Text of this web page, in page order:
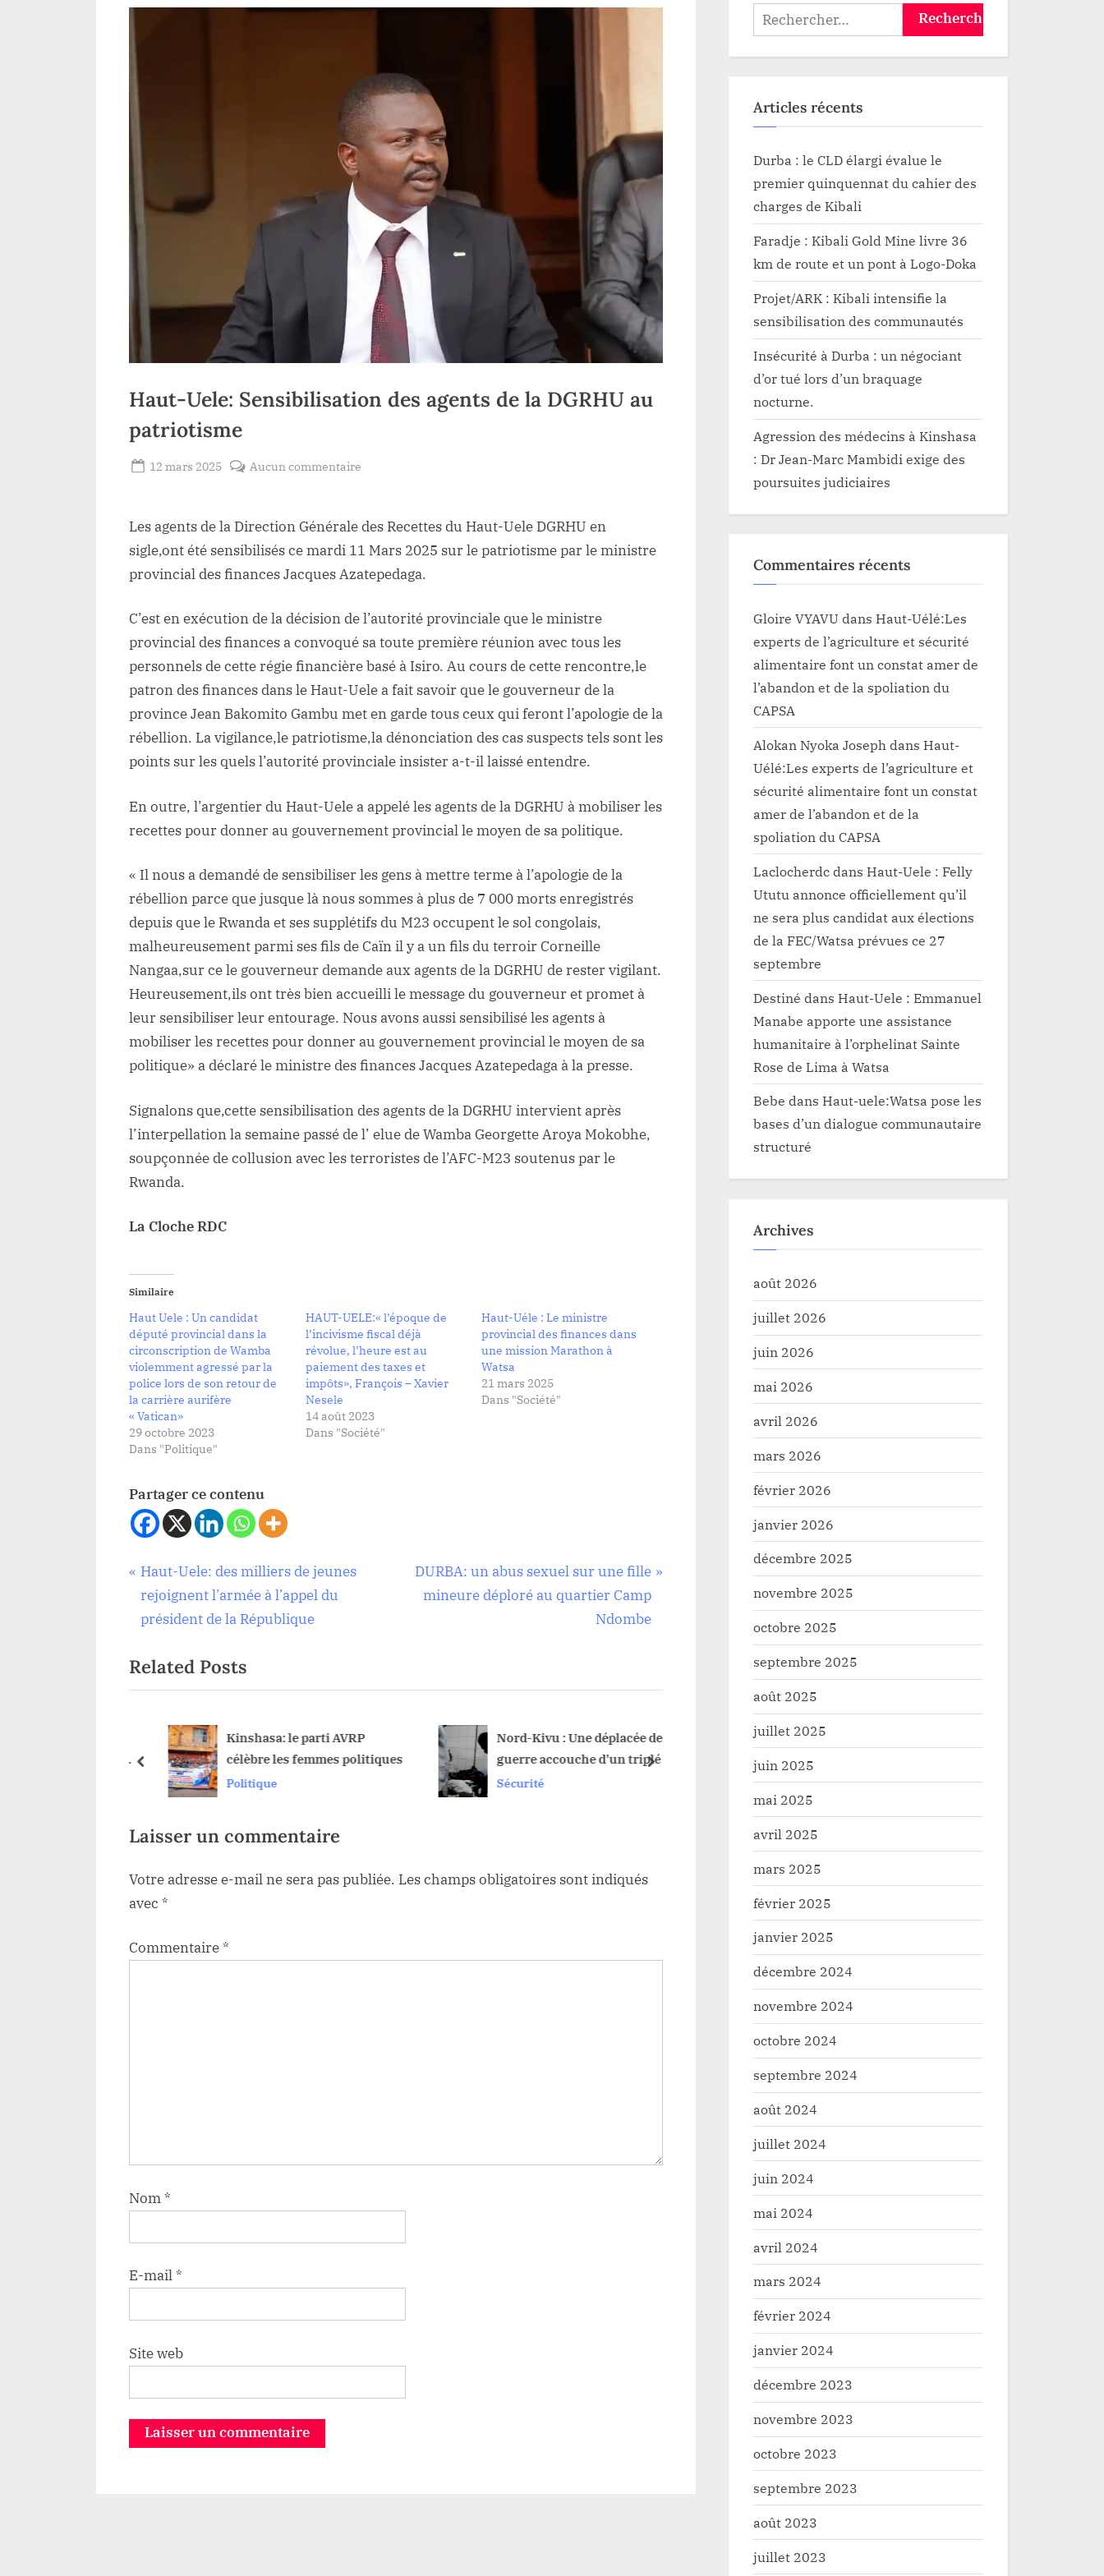
une route de desserte
Haut-Uele: Sensibilisation des agents de la DGRHU au
patriotisme
Posted
12 mars 2025
Aucun commentaire
Sensibilisation
des
agents
au
patriotisme
Les agents de la Direction Générale des Recettes du Haut-Uele DGRHU en
sigle,ont été sensibilisés ce mardi 11 Mars 2025 sur le patriotisme par le ministre
provincial des finances Jacques Azatepedaga.
C’est en exécution de la décision de l’autorité provinciale que le ministre
provincial des finances a convoqué sa toute première réunion avec tous les
personnels de cette régie financière basé à Isiro. Au cours de cette rencontre,le
patron des finances dans le Haut-Uele a fait savoir que le gouverneur de la
province Jean Bakomito Gambu met en garde tous ceux qui feront l’apologie de la
rébellion. La vigilance,le patriotisme,la dénonciation des cas suspects tels sont les
points sur les quels l’autorité provinciale insister a-t-il laissé entendre.
En outre, l’argentier du Haut-Uele a appelé les agents de la DGRHU à mobiliser les
recettes pour donner au gouvernement provincial le moyen de sa politique.
« Il nous a demandé de sensibiliser les gens à mettre terme à l’apologie de la
rébellion parce que jusque là nous sommes à plus de 7 000 morts enregistrés
depuis que le Rwanda et ses supplétifs du M23 occupent le sol congolais,
malheureusement parmi ses fils de Caïn il y a un fils du terroir Corneille
Nangaa,sur ce le gouverneur demande aux agents de la DGRHU de rester vigilant.
Heureusement,ils ont très bien accueilli le message du gouverneur et promet à
leur sensibiliser leur entourage. Nous avons aussi sensibilisé les agents à
mobiliser les recettes pour donner au gouvernement provincial le moyen de sa
politique» a déclaré le ministre des finances Jacques Azatepedaga à la presse.
Signalons que,cette sensibilisation des agents de la DGRHU intervient après
l’interpellation la semaine passé de l’ elue de Wamba Georgette Aroya Mokobhe,
soupçonnée de collusion avec les terroristes de l’AFC-M23 soutenus par le
Rwanda.
La Cloche RDC
Similaire
Haut Uele : Un candidat
député provincial dans la
circonscription de Wamba
violemment agressé par la
police lors de son retour de
la carrière aurifère
« Vatican»
29 octobre 2023
Dans "Politique"
HAUT-UELE:« l’époque de
l’incivisme fiscal déjà
révolue, l’heure est au
paiement des taxes et
impôts», François – Xavier
Nesele
14 août 2023
Dans "Société"
Haut-Uéle : Le ministre
provincial des finances dans
une mission Marathon à
Watsa
21 mars 2025
Dans "Société"
Partager ce contenu
Politique
Sécurité
Navigation
de
l’article
P
r
e
i
o
P
t
Haut-Uele: des milliers de jeunes
rejoignent l’armée à l’appel du
président de la République
N
o
DURBA: un abus sexuel sur une fille
mineure déploré au quartier Camp
Ndombe
Related Posts
Kinshasa: le parti AVRP
célèbre les femmes politiques
Politique
Nord-Kivu : Une déplacée de
guerre accouche d’un triplé à
Lubero
Sécurité
Nord-Kivu : 7 rendus du M23 présentés
à la presse à Beni
prev next
Laisser un commentaire
Votre adresse e-mail ne sera pas publiée. Les champs obligatoires sont indiqués
avec *
Commentaire*
Nom*
E-mail*
Site web
Rechercher :
Articles récents
Durba : le CLD élargi évalue le
premier quinquennat du cahier des
charges de Kibali
Faradje : Kibali Gold Mine livre 36
km de route et un pont à Logo-Doka
Projet/ARK : Kibali intensifie la
sensibilisation des communautés
Insécurité à Durba : un négociant
d’or tué lors d’un braquage
nocturne.
Agression des médecins à Kinshasa
: Dr Jean-Marc Mambidi exige des
poursuites judiciaires
Commentaires récents
Gloire VYAVU dans Haut-Uélé:Les
experts de l’agriculture et sécurité
alimentaire font un constat amer de
l’abandon et de la spoliation du
CAPSA
Alokan Nyoka Joseph dans Haut-
Uélé:Les experts de l’agriculture et
sécurité alimentaire font un constat
amer de l’abandon et de la
spoliation du CAPSA
Laclocherdcdans Haut-Uele : Felly
Ututu annonce officiellement qu’il
ne sera plus candidat aux élections
de la FEC/Watsa prévues ce 27
septembre
Destiné dans Haut-Uele : Emmanuel
Manabe apporte une assistance
humanitaire à l’orphelinat Sainte
Rose de Lima à Watsa
Bebe dans Haut-uele:Watsa pose les
bases d’un dialogue communautaire
structuré
Archives
août 2026
juillet 2026
juin 2026
mai 2026
avril 2026
mars 2026
février 2026
janvier 2026
décembre 2025
novembre 2025
octobre 2025
septembre 2025
août 2025
juillet 2025
juin 2025
mai 2025
avril 2025
mars 2025
février 2025
janvier 2025
décembre 2024
novembre 2024
octobre 2024
septembre 2024
août 2024
juillet 2024
juin 2024
mai 2024
avril 2024
mars 2024
février 2024
janvier 2024
décembre 2023
novembre 2023
octobre 2023
septembre 2023
août 2023
juillet 2023